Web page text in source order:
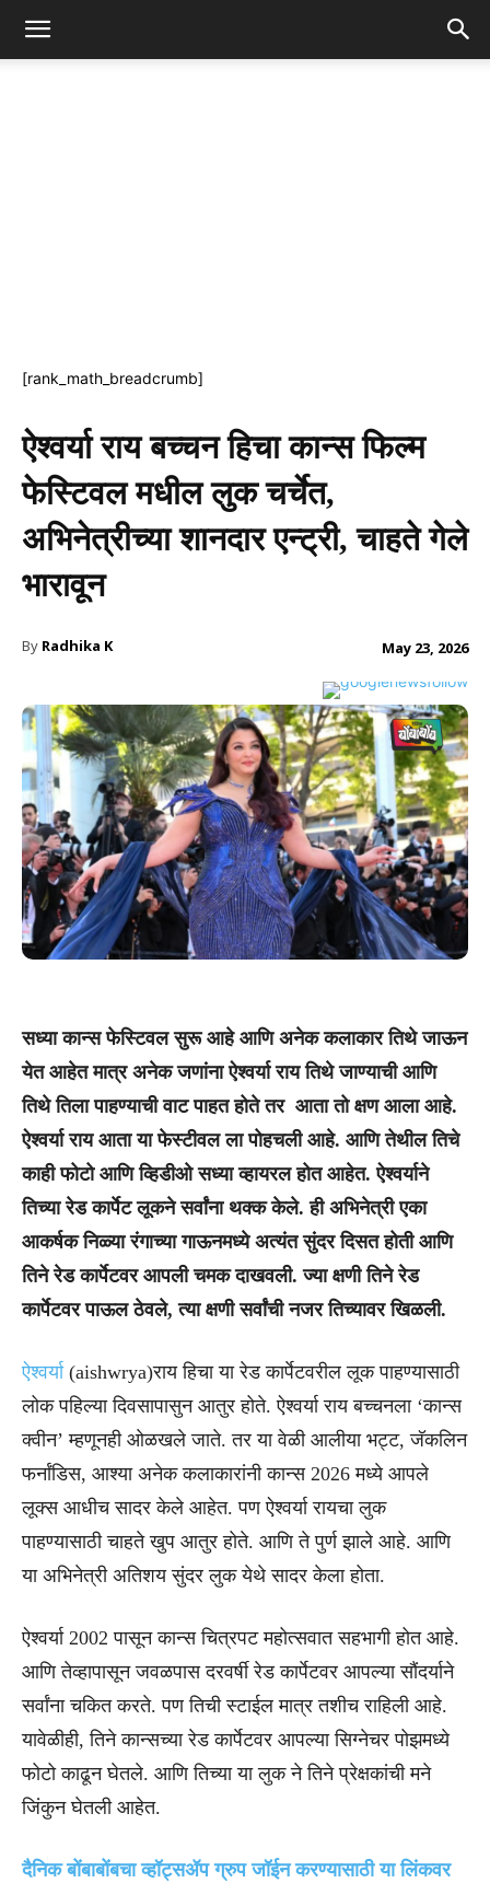
[rank_math_breadcrumb]
ऐश्वर्या राय बच्चन हिचा कान्स फिल्म
फेस्टिवल मधील लुक चर्चेत,
अभिनेत्रीच्या शानदार एन्ट्री, चाहते गेले
भारावून
By Radhika K May 23, 2026
सध्या कान्स फेस्टिवल सुरू आहे आणि अनेक कलाकार तिथे जाऊन
येत आहेत मात्र अनेक जणांना ऐश्वर्या राय तिथे जाण्याची आणि
तिथे तिला पाहण्याची वाट पाहत होते तर आता तो क्षण आला आहे.
ऐश्वर्या राय आता या फेस्टीवल ला पोहचली आहे. आणि तेथील तिचे
काही फोटो आणि व्हिडीओ सध्या व्हायरल होत आहेत. ऐश्वर्याने
तिच्या रेड कार्पेट लूकने सर्वांना थक्क केले. ही अभिनेत्री एका
आकर्षक निळ्या रंगाच्या गाऊनमध्ये अत्यंत सुंदर दिसत होती आणि
तिने रेड कार्पेटवर आपली चमक दाखवली. ज्या क्षणी तिने रेड
कार्पेटवर पाऊल ठेवले, त्या क्षणी सर्वांची नजर तिच्यावर खिळली.
ऐश्वर्या(aishwrya)राय हिचा या रेड कार्पेटवरील लूक पाहण्यासाठी
लोक पहिल्या दिवसापासुन आतुर होते. ऐश्वर्या राय बच्चनला ‘कान्स
क्वीन’ म्हणूनही ओळखले जाते. तर या वेळी आलीया भट्ट, जॅकलिन
फर्नांडिस, आश्या अनेक कलाकारांनी कान्स 2026 मध्ये आपले
लूक्स आधीच सादर केले आहेत. पण ऐश्वर्या रायचा लुक
पाहण्यासाठी चाहते खुप आतुर होते. आणि ते पुर्ण झाले आहे. आणि
या अभिनेत्री अतिशय सुंदर लुक येथे सादर केला होता.
ऐश्वर्या 2002 पासून कान्स चित्रपट महोत्सवात सहभागी होत आहे.
आणि तेव्हापासून जवळपास दरवर्षी रेड कार्पेटवर आपल्या सौंदर्याने
सर्वांना चकित करते. पण तिची स्टाईल मात्र तशीच राहिली आहे.
यावेळीही, तिने कान्सच्या रेड कार्पेटवर आपल्या सिग्नेचर पोझमध्ये
फोटो काढून घेतले. आणि तिच्या या लुक ने तिने प्रेक्षकांची मने
जिंकुन घेतली आहेत.
दैनिक बोंबाबोंबचा व्हॉट्सॲप ग्रुप जॉईन करण्यासाठी या लिंकवर